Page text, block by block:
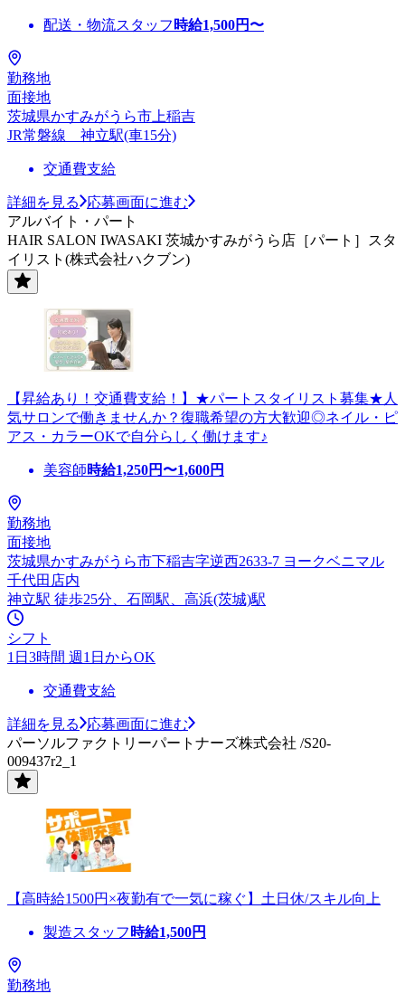
配送・物流スタッフ 時給1,500円〜
勤務地
面接地
茨城県かすみがうら市上稲吉
JR常磐線 神立駅(車15分)
交通費支給
詳細を見る
応募画面に進む
アルバイト・パート
HAIR SALON IWASAKI 茨城かすみがうら店［パート］スタ
イリスト(株式会社ハクブン)
【昇給あり！交通費支給！】★パートスタイリスト募集★人
気サロンで働きませんか？復職希望の方大歓迎◎ネイル・ピ
アス・カラーOKで自分らしく働けます♪
美容師時給1,250円〜1,600円
勤務地
面接地
茨城県かすみがうら市下稲吉字逆西2633-7 ヨークベニマル
千代田店内
神立駅 徒歩25分、石岡駅、高浜(茨城)駅
シフト
1日3時間 週1日からOK
交通費支給
詳細を見る
応募画面に進む
パーソルファクトリーパートナーズ株式会社 /S20-
009437r2_1
【高時給1500円×夜勤有で一気に稼ぐ】土日休/スキル向上
製造スタッフ 時給1,500円
勤務地